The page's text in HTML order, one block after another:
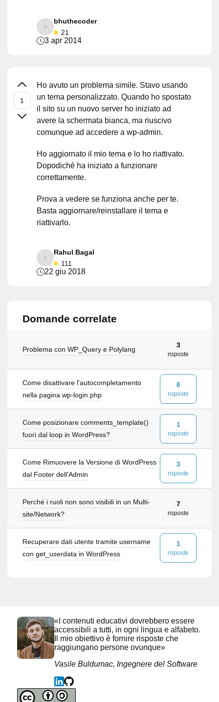
bhuthecoder
21
3 apr 2014
Ho avuto un problema simile. Stavo usando
un tema personalizzato. Quando ho spostato
il sito su un nuovo server ho iniziato ad
avere la schermata bianca, ma riuscivo
comunque ad accedere a wp-admin.
Ho aggiornato il mio tema e lo ho riattivato.
Dopodiché ha iniziato a funzionare
correttamente.
Prova a vedere se funziona anche per te.
Basta aggiornare/reinstallare il tema e
riattivarlo.
Rahul Bagal
111
22 giu 2018
Domande correlate
Problema con WP_Query e Polylang
3
risposte
Come disattivare l'autocompletamento
nella pagina wp-login.php
6
risposte
Come posizionare comments_template()
fuori dal loop in WordPress?
1
risposte
Come Rimuovere la Versione di WordPress
dal Footer dell'Admin
3
risposte
Perché i ruoli non sono visibili in un Multi-
site/Network?
7
risposte
Recuperare dati utente tramite username
con get_userdata in WordPress
1
risposte
«I contenuti educativi dovrebbero essere
accessibili a tutti, in ogni lingua e alfabeto.
Il mio obiettivo è fornire risposte che
raggiungano persone ovunque»
Vasile Buldumac, Ingegnere del Software